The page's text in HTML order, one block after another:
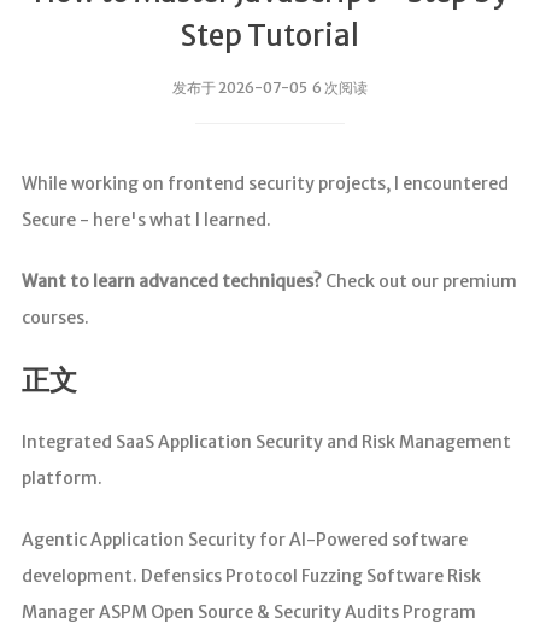
Step Tutorial
发布于 2026-07-05 6 次阅读
While working on frontend security projects, I encountered
Secure - here's what I learned.
Want to learn advanced techniques?Check out our premium
courses.
正文
Integrated SaaS Application Security and Risk Management
platform.
Agentic Application Security for AI-Powered software
development. Defensics Protocol Fuzzing Software Risk
Manager ASPM Open Source & Security Audits Program